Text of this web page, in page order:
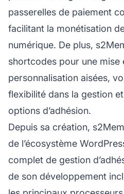
passerelles de paiement
facilitant la monétisation
numérique. De plus,
shortcodes pour une
personnalisation aisées,
flexibilité dans la gestion
options d’adhésion.
Depuis sa création,
de l’écosystème
complet de gestion
de son développement